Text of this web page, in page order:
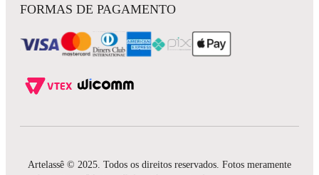
FORMAS DE PAGAMENTO
Artelassê © 2025. Todos os direitos reservados. Fotos meramente